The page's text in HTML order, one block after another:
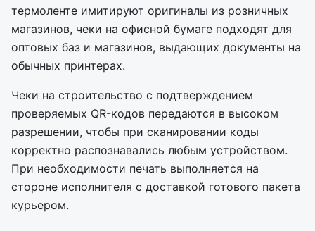
термоленте имитируют оригиналы из розничных
магазинов, чеки на офисной бумаге подходят для
оптовых баз и магазинов, выдающих документы на
обычных принтерах.
Чеки на строительство с подтверждением
проверяемых QR-кодов передаются в высоком
разрешении, чтобы при сканировании коды
корректно распознавались любым устройством.
При необходимости печать выполняется на
стороне исполнителя с доставкой готового пакета
курьером.